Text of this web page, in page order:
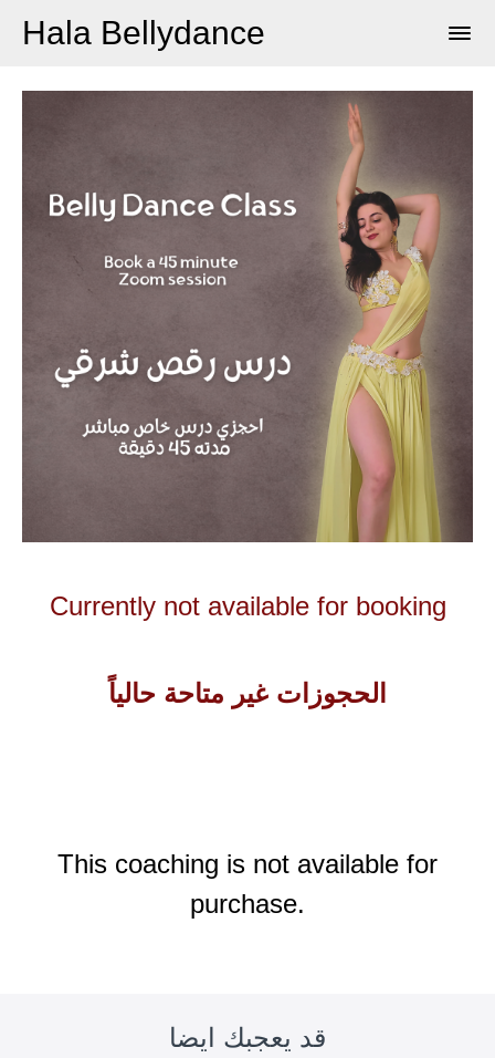
Hala Bellydance
Currently not available for booking
الحجوزات غير متاحة حالياً
This coaching is not available for
purchase.
قد يعجبك ايضا